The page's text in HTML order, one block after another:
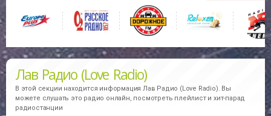
Лав Радио (Love Radio)
В этой секции находится информация Лав Радио (Love Radio). Вы
можете слушать это радио онлайн, посмотреть плейлист и хит-парад
радиостанции